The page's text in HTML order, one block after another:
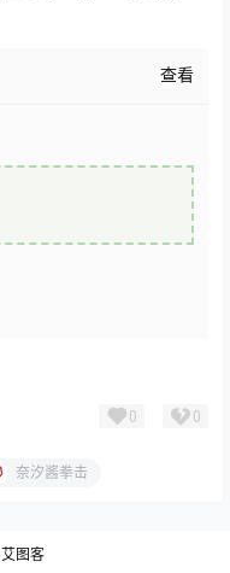
查看
0 0
奈汐酱拳击
艾图客